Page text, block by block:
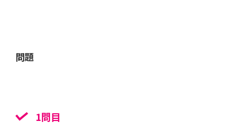
問題
1問目